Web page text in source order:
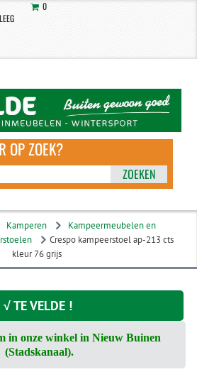
0
ZOEKEN
Kamperen
Kampeermeubelen en
Crespo kampeerstoel ap-213 cts
kleur 76 grijs
√ TE VELDE !
in onze winkel in Nieuw Buinen
(Stadskanaal).